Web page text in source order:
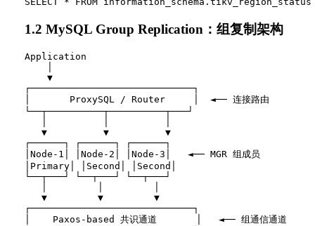
1.2 MySQL Group Replication：组复制架构
Application
    ▼
┌─────────────────────────────┐
│       ProxySQL / Router     │  ◄── 连接路由
└──┬──────────┬──────────┬───┘
   ▼          ▼          ▼
┌──────┐ ┌──────┐ ┌──────┐
│Node-1│ │Node-2│ │Node-3│   ◄── MGR 组成员
│Primary│ │Second│ │Second│
└──┬───┘ └──┬───┘ └──┬───┘
   ▼         ▼         ▼
┌─────────────────────────────┐
│    Paxos-based 共识通道       │   ◄── 组通信通道